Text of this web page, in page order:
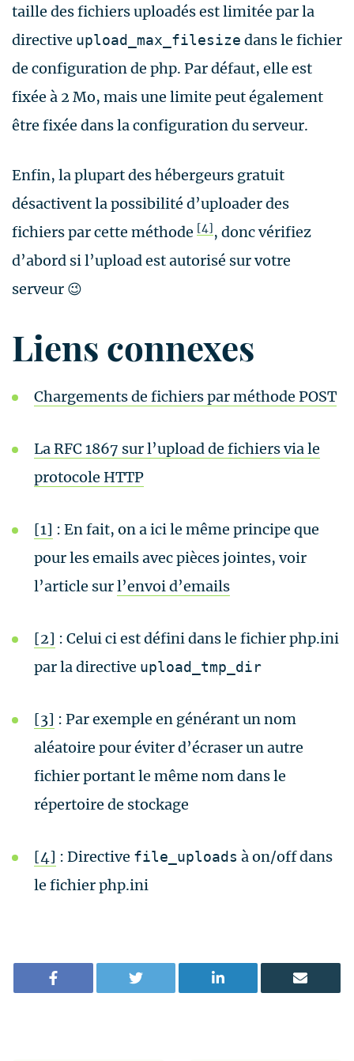
taille des fichiers uploadés est limitée par la
directive upload_max_filesize dans le fichier
de configuration de php. Par défaut, elle est
fixée à 2 Mo, mais une limite peut également
être fixée dans la configuration du serveur.
Enfin, la plupart des hébergeurs gratuit
désactivent la possibilité d’uploader des
fichiers par cette méthode [4], donc vérifiez
d’abord si l’upload est autorisé sur votre
serveur 😉
Liens connexes
Chargements de fichiers par méthode POST
La RFC 1867 sur l’upload de fichiers via le
protocole HTTP
[1] : En fait, on a ici le même principe que
pour les emails avec pièces jointes, voir
l’article surl’envoi d’emails
[2] : Celui ci est défini dans le fichier php.ini
par la directive upload_tmp_dir
[3] : Par exemple en générant un nom
aléatoire pour éviter d’écraser un autre
fichier portant le même nom dans le
répertoire de stockage
[4] : Directive file_uploads à on/off dans
le fichier php.ini